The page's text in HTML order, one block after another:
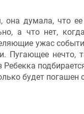
думала, что
а что нет,
ужас
Пугающее
будет погашен